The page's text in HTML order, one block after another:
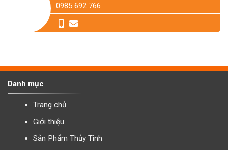
0985 692 766
Danh mục
Trang chủ
Giới thiệu
Sản Phẩm Thủy Tinh